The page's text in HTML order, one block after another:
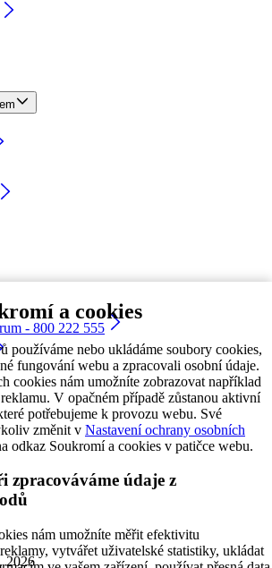
a cookies
používáme nebo ukládáme soubory cookies,
fungování webu a zpracovali osobní údaje.
cookies nám umožníte zobrazovat například
V opačném případě zůstanou aktivní
potřebujeme k provozu webu. Své
změnit v Nastavení ochrany osobních
odkaz Soukromí a cookies v patičce webu.
zpracováváme údaje z
nám umožníte měřit efektivitu
vytvářet uživatelské statistiky, ukládat
- 800 222 555
2026